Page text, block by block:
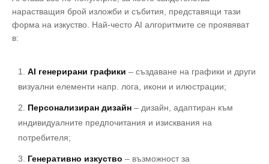
нарастващия брой изложби и събития, представящи тази
форма на изкуство. Най-често AI алгоритмите се проявяват
в:
АI генерирани графики – създаване на графики и други
визуални елементи напр. лога, икони и илюстрации;
Персонализиран дизайн – дизайн, адаптиран към
индивидуалните предпочитания и изисквания на
потребителя;
Генеративно изкуство – възможност за